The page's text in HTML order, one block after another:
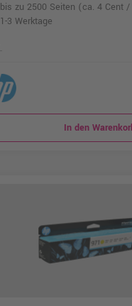
bis zu 2500 Seiten (ca. 4 Cent /
1-3 Werktage
In den